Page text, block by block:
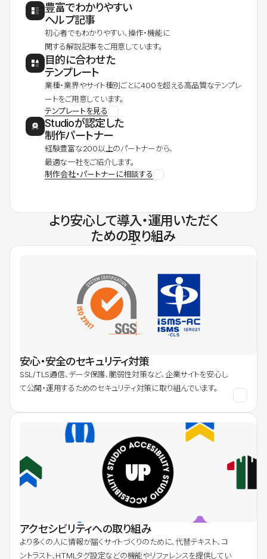
豊富でわかりやすい
ヘルプ記事
初心者でもわかりやすい、操作・機能に
関する解説記事をご用意しています。
目的に合わせた
テンプレート
業種・業界やサイト種別ごとに400を超える高品質なテンプレ
ートをご用意しています。
テンプレートを見る
Studioが認定した
制作パートナー
経験豊富な200以上のパートナーから、
最適な一社をご紹介します。
制作会社・パートナーに相談する
より安心して導入・運用いただく
ための取り組み
安心・安全のセキュリティ対策
SSL/TLS通信、データ保護、脆弱性対策など、企業サイトを安心し
て公開・運用するためのセキュリティ対策に取り組んでいます。
アクセシビリティへの取り組み
より多くの人に情報が届くサイトづくりのために、代替テキスト、コ
ントラスト、HTMLタグ設定などの機能やリファレンスを提供してい